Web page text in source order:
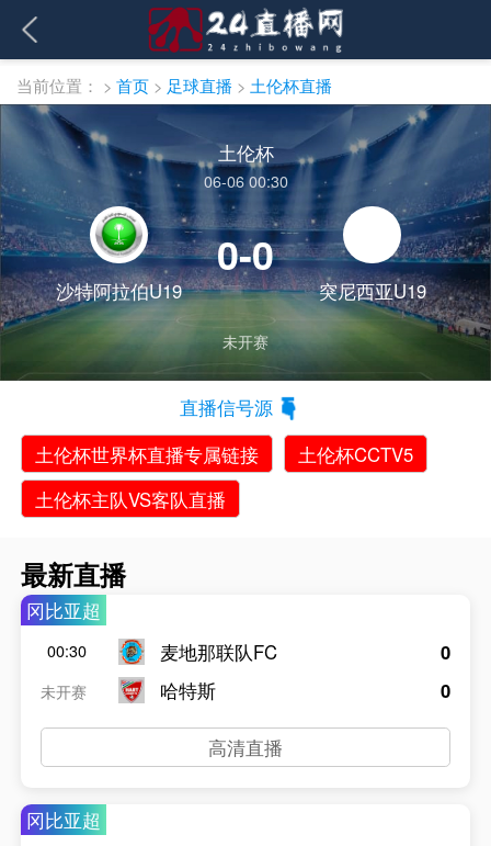
当前位置： > 首页 > 足球直播 > 土伦杯直播
土伦杯
06-06 00:30
沙特阿拉伯U19
0-0
突尼西亚U19
未开赛
直播信号源
土伦杯世界杯直播专属链接
土伦杯CCTV5
土伦杯主队VS客队直播
最新直播
冈比亚超
00:30
未开赛
麦地那联队FC
哈特斯
0
0
高清直播
冈比亚超